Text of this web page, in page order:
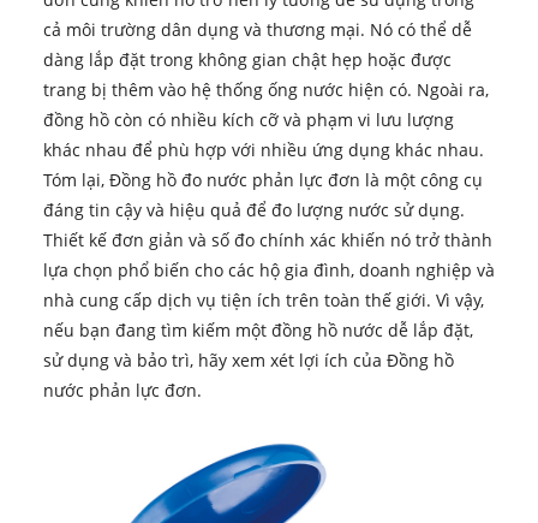
cả môi trường dân dụng và thương mại. Nó có thể dễ
dàng lắp đặt trong không gian chật hẹp hoặc được
trang bị thêm vào hệ thống ống nước hiện có. Ngoài ra,
đồng hồ còn có nhiều kích cỡ và phạm vi lưu lượng
khác nhau để phù hợp với nhiều ứng dụng khác nhau.
Tóm lại, Đồng hồ đo nước phản lực đơn là một công cụ
đáng tin cậy và hiệu quả để đo lượng nước sử dụng.
Thiết kế đơn giản và số đo chính xác khiến nó trở thành
lựa chọn phổ biến cho các hộ gia đình, doanh nghiệp và
nhà cung cấp dịch vụ tiện ích trên toàn thế giới. Vì vậy,
nếu bạn đang tìm kiếm một đồng hồ nước dễ lắp đặt,
sử dụng và bảo trì, hãy xem xét lợi ích của Đồng hồ
nước phản lực đơn.